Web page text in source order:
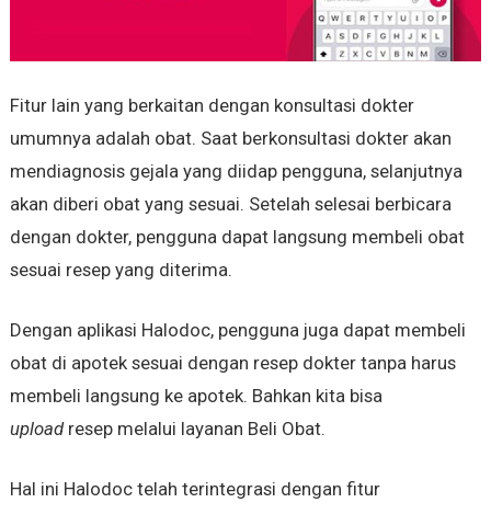
Fitur lain yang berkaitan dengan konsultasi dokter
umumnya adalah obat. Saat berkonsultasi dokter akan
mendiagnosis gejala yang diidap pengguna, selanjutnya
akan diberi obat yang sesuai. Setelah selesai berbicara
dengan dokter, pengguna dapat langsung membeli obat
sesuai resep yang diterima.
Dengan aplikasi Halodoc, pengguna juga dapat membeli
obat di apotek sesuai dengan resep dokter tanpa harus
membeli langsung ke apotek. Bahkan kita bisa
upload resep melalui layanan Beli Obat.
Hal ini Halodoc telah terintegrasi dengan fitur